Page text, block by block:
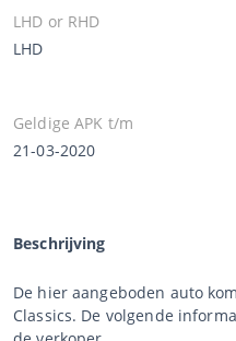
LHD or RHD
LHD
Geldige APK t/m
21-03-2020
Beschrijving
De hier aangeboden auto
Classics. De volgende